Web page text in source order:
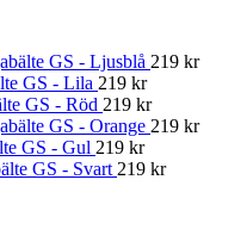
GS - Ljusblå 219 kr
GS - Lila 219 kr
GS - Röd 219 kr
GS - Orange 219 kr
GS - Gul 219 kr
GS - Svart 219 kr